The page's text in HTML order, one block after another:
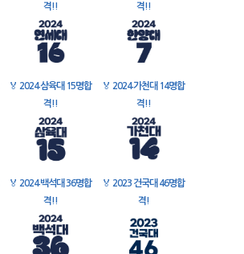
격!!
격!!
🏅 2024 삼육대 15명합
격!!
🏅 2024 가천대 14명합
격!!
🏅 2024 백석대 36명합
격!!
🏅 2023 건국대 46명합
격!